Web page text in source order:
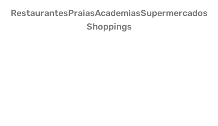
RestaurantesPraiasAcademiasSupermercados
Shoppings